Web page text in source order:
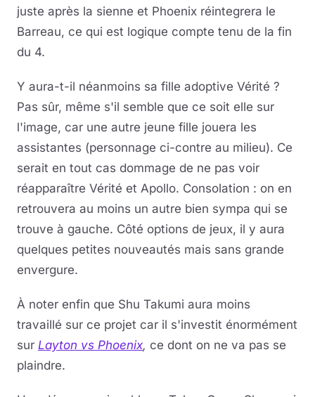
juste après la sienne et Phoenix réintegrera le
Barreau, ce qui est logique compte tenu de la fin
du 4.
Y aura-t-il néanmoins sa fille adoptive Vérité ?
Pas sûr, même s'il semble que ce soit elle sur
l'image, car une autre jeune fille jouera les
assistantes (personnage ci-contre au milieu). Ce
serait en tout cas dommage de ne pas voir
réapparaître Vérité et Apollo. Consolation : on en
retrouvera au moins un autre bien sympa qui se
trouve à gauche. Côté options de jeux, il y aura
quelques petites nouveautés mais sans grande
envergure.
À noter enfin que Shu Takumi aura moins
travaillé sur ce projet car il s'investit énormément
sur Layton vs Phoenix, ce dont on ne va pas se
plaindre.